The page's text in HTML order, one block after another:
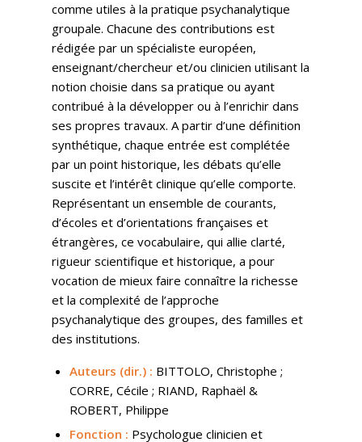
comme utiles à la pratique psychanalytique
groupale. Chacune des contributions est
rédigée par un spécialiste européen,
enseignant/chercheur et/ou clinicien utilisant la
notion choisie dans sa pratique ou ayant
contribué à la développer ou à l’enrichir dans
ses propres travaux. A partir d’une définition
synthétique, chaque entrée est complétée
par un point historique, les débats qu’elle
suscite et l’intérêt clinique qu’elle comporte.
Représentant un ensemble de courants,
d’écoles et d’orientations françaises et
étrangères, ce vocabulaire, qui allie clarté,
rigueur scientifique et historique, a pour
vocation de mieux faire connaître la richesse
et la complexité de l’approche
psychanalytique des groupes, des familles et
des institutions.
Auteurs (dir.) : BITTOLO, Christophe ;
CORRE, Cécile ; RIAND, Raphaël &
ROBERT, Philippe
Fonction : Psychologue clinicien et